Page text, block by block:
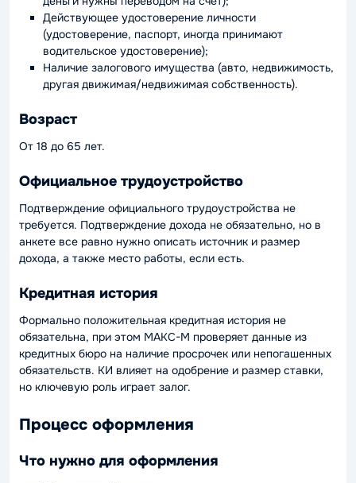
Действующее удостоверение личности
(удостоверение, паспорт, иногда принимают
водительское удостоверение);
Наличие залогового имущества (авто, недвижимость,
другая движимая/недвижимая собственность).
Возраст
От 18 до 65 лет.
Официальное трудоустройство
Подтверждение официального трудоустройства не
требуется. Подтверждение дохода не обязательно, но в
анкете все равно нужно описать источник и размер
дохода, а также место работы, если есть.
Кредитная история
Формально положительная кредитная история не
обязательна, при этом МАКС-М проверяет данные из
кредитных бюро на наличие просрочек или непогашенных
обязательств. КИ влияет на одобрение и размер ставки,
но ключевую роль играет залог.
Процесс оформления
Что нужно для оформления